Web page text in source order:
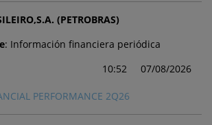
(PETROBRAS)
: Información financiera periódica
10:52
07/08/2026
PERFORMANCE 2Q26